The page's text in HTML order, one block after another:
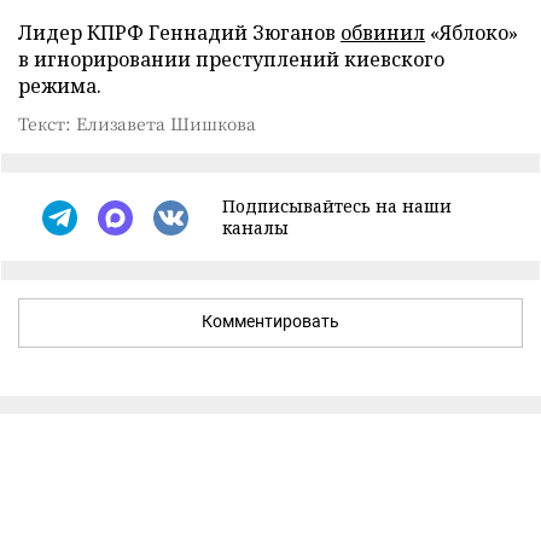
Лидер КПРФ Геннадий Зюганов обвинил «Яблоко»
в игнорировании преступлений киевского
режима.
Текст: Елизавета Шишкова
Подписывайтесь на наши
каналы
Комментировать